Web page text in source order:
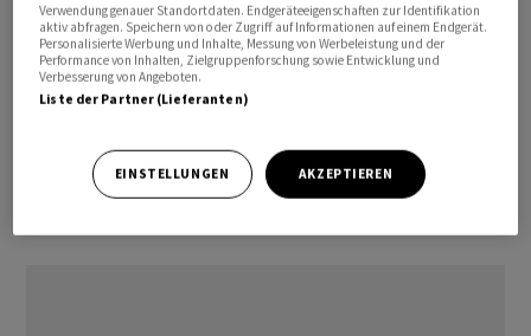
vergangenem Jahr, die hohe Inflation mit deutlichen
Zinserhöhungen in den Griff zu bekommen. Im
Dezember hatte sie das Tempo der Anhebungen aber
gesenkt. Für die nächste Zinsentscheidung Anfang
Prozentpunkte erwartet./jsl/bgf/mis
Verwendung genauer Standortdaten. Endgeräteeigenschaften zur Identifikation
aktiv abfragen. Speichern von oder Zugriff auf Informationen auf einem Endgerät.
Personalisierte Werbung und Inhalte, Messung von Werbeleistung und der
Performance von Inhalten, Zielgruppenforschung sowie Entwicklung und
Verbesserung von Angeboten.
Liste der Partner (Lieferanten)
EINSTELLUNGEN AKZEPTIEREN